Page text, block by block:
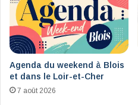
Agenda du weekend à Blois
et dans le Loir-et-Cher
7 août 2026